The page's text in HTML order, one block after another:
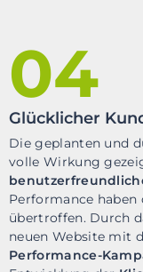
04
Glücklicher
Die geplanten und
volle Wirkung
Performance
übertroffen. Durch
neuen Website mit
Performance-